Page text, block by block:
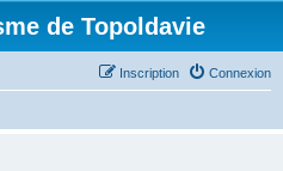
de Topoldavie
Connexion
Inscription